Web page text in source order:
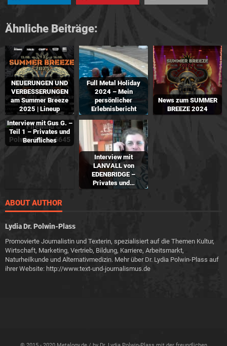
Ähnliche Beiträge:
NEUERUNGEN UND
VERBESSERUNGEN
am Summer Breeze
2025 | Lineup
Full Metal Holiday
2024 – Mein
persönlicher
Erlebnisbericht
News zum SUMMER
BREEZE 2024
Interview mit Gus G. –
Teil 1 – Privates und
Berufliches
Interview mit
LANVALL von
EDENBRIDGE –
Privates und…
ABOUT AUTHOR
Lydia Dr. Polwin-Plass
Promovierte Journalistin und Texterin, spezialisiert auf die Themen Kultur,
Wirtschaft, Marketing, Vertrieb, Bildung, Karriere, Arbeitsmarkt,
Naturheilkunde und Alternativmedizin. Mehr über Dr. Lydia Polwin-Plass auf
ihrer Website: http://www.text-und-journalismus.de